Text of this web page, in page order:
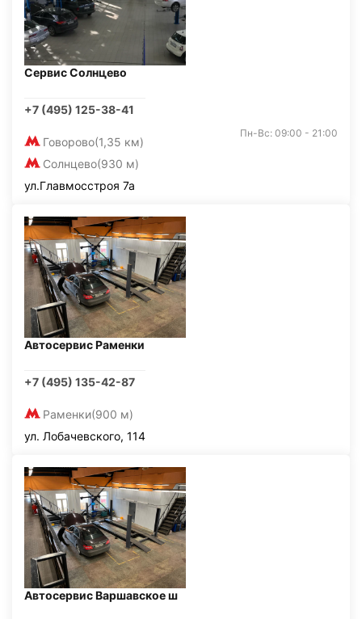
Сервис Солнцево
+7 (495) 125-38-41
Говорово(1,35 км)
Солнцево(930 м)
Пн-Вс: 09:00 - 21:00
ул.Главмосстроя 7а
Автосервис Раменки
+7 (495) 135-42-87
Раменки(900 м)
ул. Лобачевского, 114
Автосервис Варшавское ш